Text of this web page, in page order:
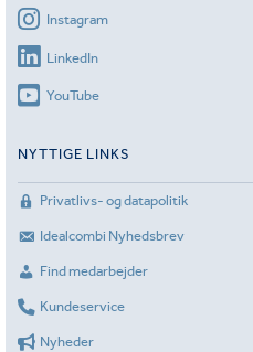
Instagram
LinkedIn
YouTube
NYTTIGE LINKS
Privatlivs- og datapolitik
Idealcombi Nyhedsbrev
Find medarbejder
Kundeservice
Nyheder